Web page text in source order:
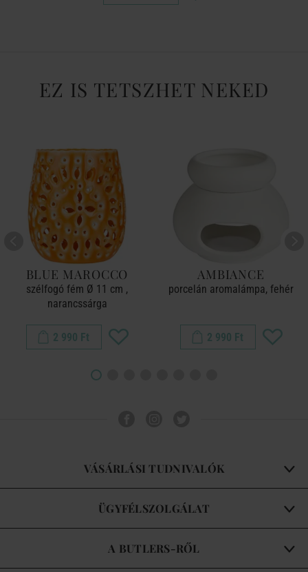
EZ IS TETSZHET NEKED
BLUE MAROCCO
szélfogó fém Ø 11 cm ,
narancssárga
2 990 Ft
AMBIANCE
porcelán aromalámpa, fehér
2 990 Ft
VÁSÁRLÁSI TUDNIVALÓK
ÜGYFÉLSZOLGÁLAT
A BUTLERS-RŐL